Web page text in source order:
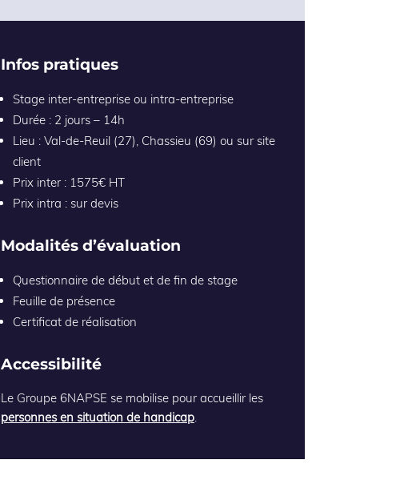
Infos pratiques
Stage inter-entreprise ou intra-entreprise
Durée : 2 jours – 14h
Lieu : Val-de-Reuil (27), Chassieu (69) ou sur site
client
Prix inter : 1575€ HT
Prix intra : sur devis
Modalités d’évaluation
Questionnaire de début et de fin de stage
Feuille de présence
Certificat de réalisation
Accessibilité
Le Groupe 6NAPSE se mobilise pour accueillir les
personnes en situation de handicap.